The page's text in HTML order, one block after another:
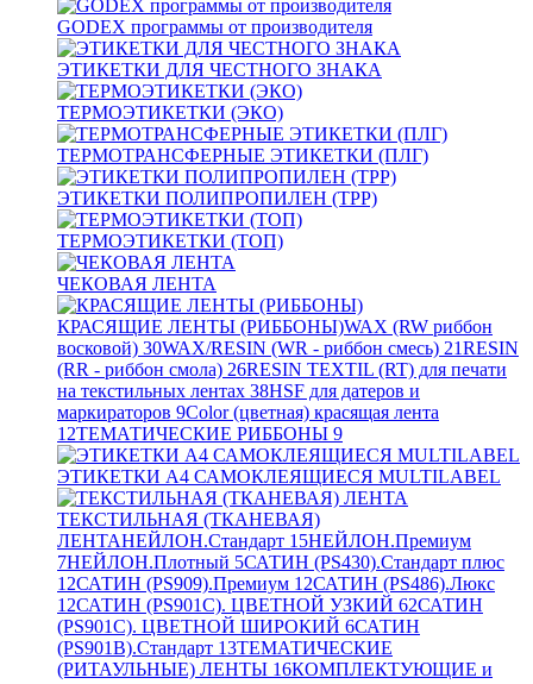
GODEX программы от производителя
ЭТИКЕТКИ ДЛЯ ЧЕСТНОГО ЗНАКА
ТЕРМОЭТИКЕТКИ (ЭКО)
ТЕРМОТРАНСФЕРНЫЕ ЭТИКЕТКИ (ПЛГ)
ЭТИКЕТКИ ПОЛИПРОПИЛЕН (TPP)
ТЕРМОЭТИКЕТКИ (ТОП)
ЧЕКОВАЯ ЛЕНТА
КРАСЯЩИЕ ЛЕНТЫ (РИББОНЫ)WAX (RW риббон
восковой) 30WAX/RESIN (WR - риббон смесь) 21RESIN
(RR - риббон смола) 26RESIN TEXTIL (RT) для печати
на текстильных лентах 38HSF для датеров и
маркираторов 9Color (цветная) красящая лента
12ТЕМАТИЧЕСКИЕ РИББОНЫ 9
ЭТИКЕТКИ А4 САМОКЛЕЯЩИЕСЯ MULTILABEL
ТЕКСТИЛЬНАЯ (ТКАНЕВАЯ)
ЛЕНТАНЕЙЛОН.Стандарт 15НЕЙЛОН.Премиум
7НЕЙЛОН.Плотный 5САТИН (PS430).Стандарт плюс
12САТИН (PS909).Премиум 12САТИН (PS486).Люкс
12САТИН (PS901C). ЦВЕТНОЙ УЗКИЙ 62САТИН
(PS901C). ЦВЕТНОЙ ШИРОКИЙ 6САТИН
(PS901B).Стандарт 13ТЕМАТИЧЕСКИЕ
(РИТАУЛЬНЫЕ) ЛЕНТЫ 16КОМПЛЕКТУЮЩИЕ и